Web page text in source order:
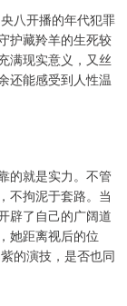
八开播的年代犯罪
护藏羚羊的生死较
满现实意义，又丝
还能感受到人性温
的就是实力。不管
不拘泥于套路。当
辟了自己的广阔道
她距离视后的位
的演技，是否也同